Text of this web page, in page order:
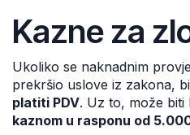
Kazne za
Ukoliko se naknadnim
prekršio uslove iz zakona,
platiti PDV. Uz to, može biti
kaznom u rasponu od